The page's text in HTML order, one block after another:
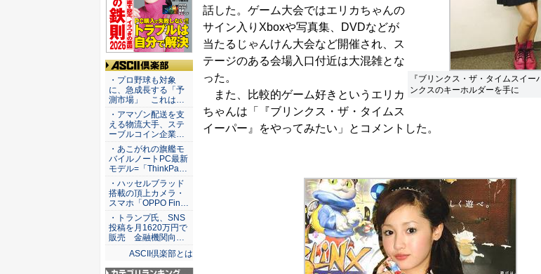
『ブリンクス・ザ・タイムスイー
ンクスのキーホルダーを手に
話した。ゲーム大会ではエリカちゃんの
サイン入りXboxや写真集、DVDなどが
当たるじゃんけん大会など開催され、ス
テージのある会場入口付近は大混雑とな
った。
また、比較的ゲーム好きというエリカ
ちゃんは「『ブリンクス・ザ・タイムス
イーパー』をやってみたい」とコメントした。
ASCII倶楽部
・プロ野球も対象
に、急成長する「予
測市場」 これは…
・アマゾン配送を支
える物流大手、ステ
ーブルコイン企業…
・あこがれの旗艦モ
バイルノートPC最新
モデル=「ThinkPa…
・ハッセルブラッド
搭載の頂上カメラ・
スマホ「OPPO Fin…
・トランプ氏、SNS
投稿を月1620万円で
販売 金融機関向…
ASCII倶楽部とは